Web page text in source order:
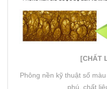
[CHẤT
Phông nền kỹ thuật số
phú, chất